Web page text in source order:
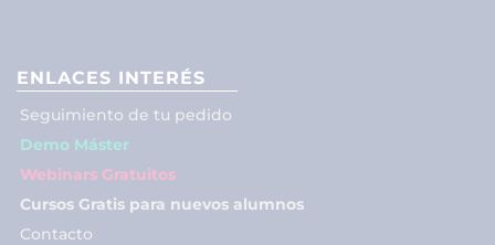
ENLACES INTERÉS
Seguimiento de tu pedido
Demo Máster
Webinars Gratuitos
Cursos Gratis para nuevos alumnos
Contacto